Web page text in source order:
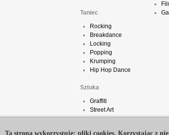
Taniec
Rocking
Breakdance
Locking
Popping
Krumping
Hip Hop Dance
Sztuka
Graffiti
Street Art
Ta strona wykorzystuje: pliki cookies. Korzystając z